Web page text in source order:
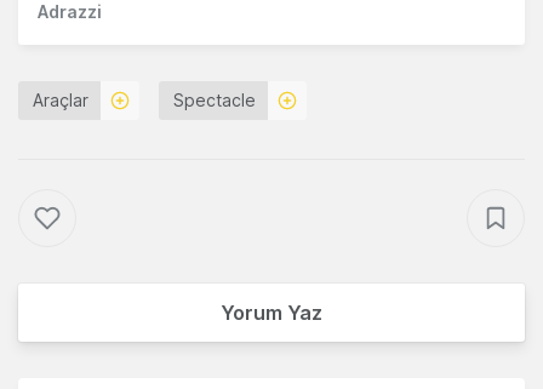
Adrazzi
Araçlar Spectacle
Yorum Yaz